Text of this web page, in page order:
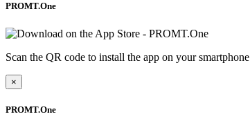
PROMT.One
Scan the QR code to install the app on your smartphone
×
PROMT.One